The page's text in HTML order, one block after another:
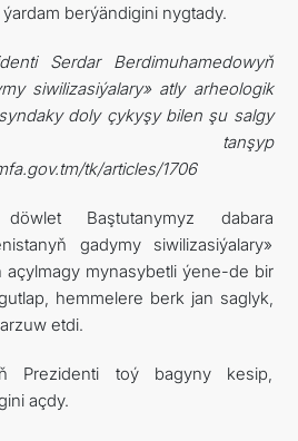
berýändigini nygtady.
Serdar Berdimuhamedowyň
siwilizasiýalary» atly arheologik
doly çykyşy bilen şu salgy
tanşyp
tk/articles/1706
Baştutanymyz dabara
gadymy siwilizasiýalary»
açylmagy mynasybetli ýene-de bir
hemmelere berk jan saglyk,
etdi.
Prezidenti toý bagyny kesip,
açdy.